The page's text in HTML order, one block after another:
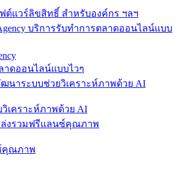
ต์แวร์ลิขสิทธิ์ สำหรับองค์กร ฯลฯ
าดออนไลน์แบบไวๆ
เคราะห์ภาพด้วย AI
คุณภาพ